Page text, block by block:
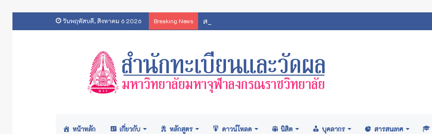
วันพฤหัสบดี, สิงหาคม 6 2026 Breaking News สารสนเทศสถิตินิสิตมหาวิทยาลัยมหาจุฬาลงกรณราชวิทยาลัย 2569
หน้าหลัก เกี่ยวกับ หลักสูตร ดาวน์โหลด นิสิต บุคลากร สารสนเทศ